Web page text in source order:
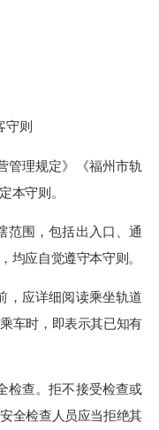
守则
管理规定》
《福州市轨
本守则。
范围，包括出入口、通
均应自觉遵守本守则。
， 应详细阅读乘坐轨道
车时，即表示其已知有
检查。拒不接受检查或
全检查人员应当拒绝其